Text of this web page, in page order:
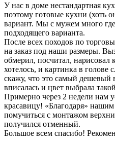
У нас в доме нестандартная
поэтому готовые кухни (хоть
вариант. Мы с мужем много
подходящего варианта.
После всех походов по
на заказ под наши размеры.
обмерил, посчитал,
хотелось, и картинка в голове
скажу, что это самый дешевый
вписалась и цвет выбрала
Примерно через 2 недели нам
красавицу! «Благодаря»
помучиться с монтажом
получился отменный.
Большое всем спасибо!